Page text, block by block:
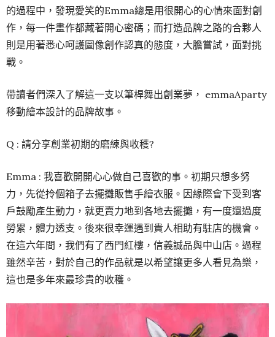
的過程中，發現愛笑的Emma總是用很開心的心情來面對創
作，每一件畫作都藏著開心密碼；而打造品牌之路的合夥人
則是用著悉心呵護圖像創作認真的態度，大膽嘗試，面對挑
戰。
帶讀者們深入了解這一支以筆桿舞出創業夢， emmaAparty
移動繪本設計的品牌故事。
Q : 請分享創業初期的磨練與收穫?
Emma : 我喜歡開開心心做自己喜歡的事。初期只想多努
力，先從拎個箱子去擺攤販售手繪衣服。因緣際會下受到客
戶鼓勵產生動力，就更賣力地到各地去擺攤，有一度還過度
勞累，體力透支。後來很幸運遇到貴人相助有駐店的機會。
在這六年間，我們有了西門紅樓，信義誠品與中山店。過程
雖然辛苦，對於自己的作品就是以希望讓更多人看見為樂，
這也是多年來最珍貴的收穫。